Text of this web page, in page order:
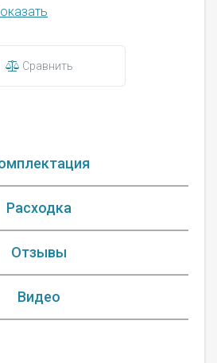
Сравнить
Расходка
Отзывы
Видео